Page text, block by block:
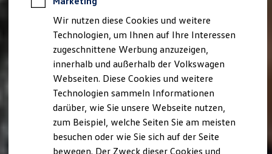
Laden unterwegs
Laden Zuhause
Ladestationen finden
Ladezeitensimulator
Batterie
Sicherheit
Nachhaltigkeit
Technologie
Kosten und Kauf
Verbrauchskosten
Kaufoptionen
E-Auto-Förderung
Wir nutzen diese Cookies und weitere
Technologien, um Ihnen auf Ihre Interessen
zugeschnittene Werbung anzuzeigen,
innerhalb und außerhalb der Volkswagen
Webseiten. Diese Cookies und weitere
Technologien sammeln Informationen
darüber, wie Sie unsere Webseite nutzen,
zum Beispiel, welche Seiten Sie am meisten
besuchen oder wie Sie sich auf der Seite
bewegen. Der Zweck dieser Cookies und